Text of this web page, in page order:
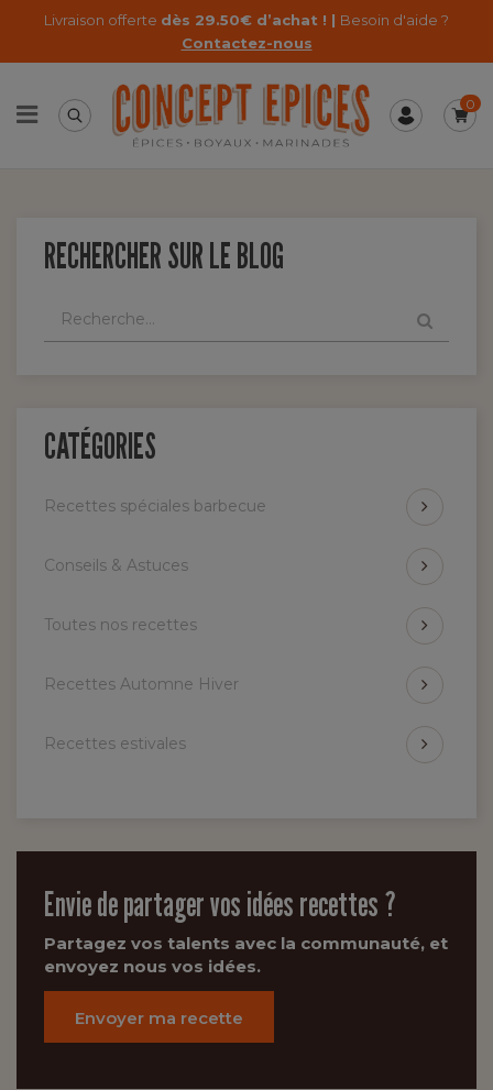
Livraison offerte dès 29.50€ d’achat ! | Besoin d'aide ?
Contactez-nous
0
RECHERCHER SUR LE BLOG
CATÉGORIES
Recettes spéciales barbecue
Conseils & Astuces
Toutes nos recettes
Recettes Automne Hiver
Recettes estivales
Envie de partager vos idées recettes ?
Partagez vos talents avec la communauté, et
envoyez nous vos idées.
Envoyer ma recette